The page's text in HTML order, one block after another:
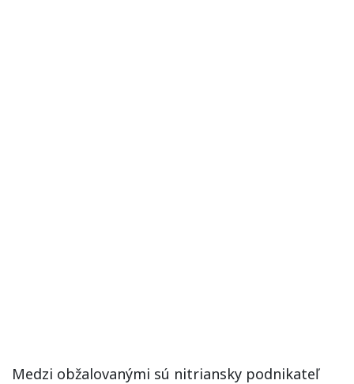
Medzi obžalovanými sú nitriansky podnikateľ